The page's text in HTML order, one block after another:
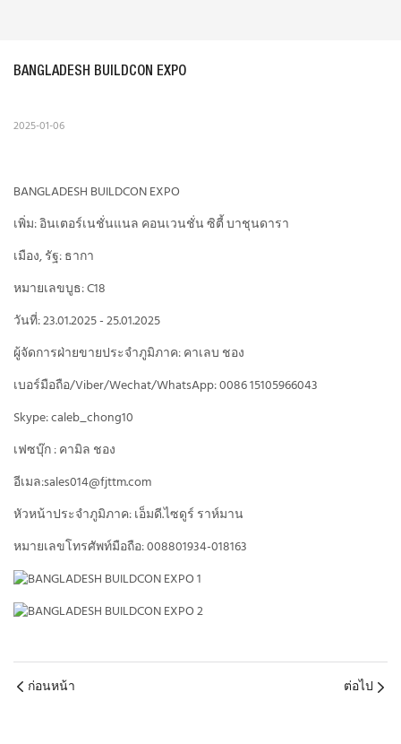
BANGLADESH BUILDCON EXPO
2025-01-06
BANGLADESH BUILDCON EXPO
เพิ่ม: อินเตอร์เนชั่นแนล คอนเวนชั่น ซิตี้ บาชุนดารา
เมือง, รัฐ: ธากา
หมายเลขบูธ: C18
วันที่: 23.01.2025 - 25.01.2025
ผู้จัดการฝ่ายขายประจำภูมิภาค: คาเลบ ชอง
เบอร์มือถือ/Viber/Wechat/WhatsApp: 0086 15105966043
Skype: caleb_chong10
เฟซบุ๊ก : คามิล ชอง
อีเมล:sales014@fjttm.com
หัวหน้าประจำภูมิภาค: เอ็มดี.ไซดูร์ ราห์มาน
หมายเลขโทรศัพท์มือถือ: 008801934-018163
ก่อนหน้า ต่อไป